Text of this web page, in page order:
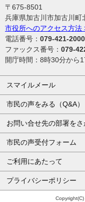
〒675-8501
兵庫県加古川市加古川町
市役所へのアクセス方法
電話番号： 079-421-2000
ファックス番号： 079-
開庁時間：8時30分から
スマイルメール
市民の声をみる（Q&A）
お問い合せ先の部署をさ
市民の声受付フォーム
ご利用にあたって
プライバシーポリシー